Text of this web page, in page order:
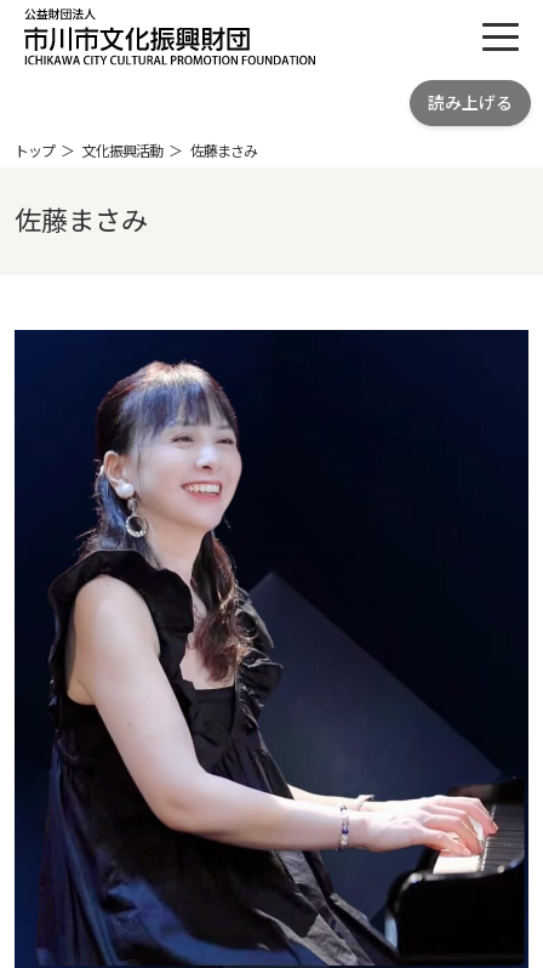
公益財団法人 市川市文化振興財団
PROMOTION FOUNDATION
読み上げる
トップ 文化振興活動 佐藤まさみ
佐藤まさみ